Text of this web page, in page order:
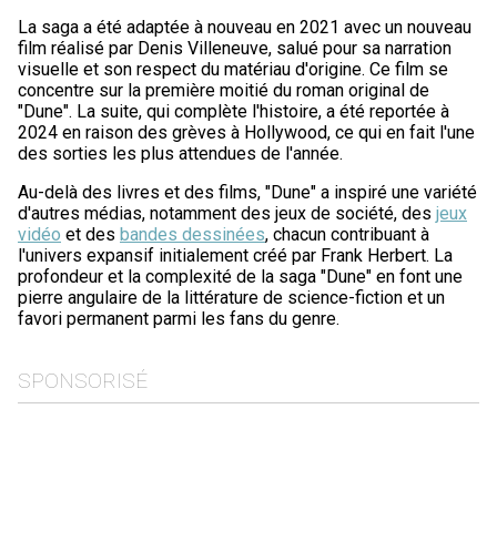
La saga a été adaptée à nouveau en 2021 avec un nouveau
film réalisé par Denis Villeneuve, salué pour sa narration
visuelle et son respect du matériau d'origine. Ce film se
concentre sur la première moitié du roman original de
"Dune". La suite, qui complète l'histoire, a été reportée à
2024 en raison des grèves à Hollywood, ce qui en fait l'une
des sorties les plus attendues de l'année.
Au-delà des livres et des films, "Dune" a inspiré une variété
d'autres médias, notamment des jeux de société, des jeux
vidéo et des bandes dessinées, chacun contribuant à
l'univers expansif initialement créé par Frank Herbert. La
profondeur et la complexité de la saga "Dune" en font une
pierre angulaire de la littérature de science-fiction et un
favori permanent parmi les fans du genre.
SPONSORISÉ